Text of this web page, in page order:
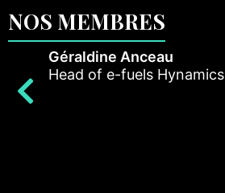
NOS MEMBRES
Géraldine Anceau
Head of e-fuels Hynamics